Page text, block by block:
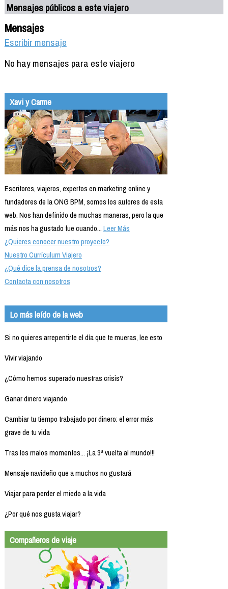
Mensajes públicos a este viajero
Mensajes
Escribir mensaje
No hay mensajes para este viajero
Xavi y Carme
Escritores, viajeros, expertos en marketing online y
fundadores de la ONG BPM, somos los autores de esta
web. Nos han definido de muchas maneras, pero la que
más nos ha gustado fue cuando...Leer Más
¿Quieres conocer nuestro proyecto?
Nuestro Currículum Viajero
¿Qué dice la prensa de nosotros?
Contacta con nosotros
Lo más leído de la web
Si no quieres arrepentirte el día que te mueras, lee esto
Vivir viajando
¿Cómo hemos superado nuestras crisis?
Ganar dinero viajando
Cambiar tu tiempo trabajado por dinero: el error más
grave de tu vida
Tras los malos momentos... ¡La 3ª vuelta al mundo!!!
Mensaje navideño que a muchos no gustará
Viajar para perder el miedo a la vida
¿Por qué nos gusta viajar?
Compañeros de viaje